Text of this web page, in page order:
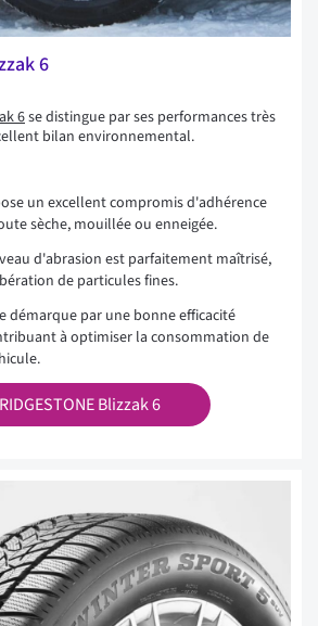
6
6se distingue par ses performances très
bilan environnemental.
un excellent compromis d'adhérence
sèche, mouillée ou enneigée.
d'abrasion est parfaitement maîtrisé,
de particules fines.
démarque par une bonne efficacité
à optimiser la consommation de
Blizzak 6